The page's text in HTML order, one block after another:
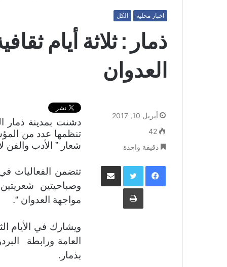
اخبار محلية الكل
ذمار : ثلاثة أيام
العدوان
دشنت بمدينة ذمار
تنظمها عدد من
شعار ” الأدب والفن
تتضمن الفعاليات
وصباحيتين
مواجهة العدوان “.
ويشارك في الأيام
العامة ورابطة
بذمار.
أبريل 10, 2017
42
دقيقة واحدة
فيسبوك تويتر
طباعة